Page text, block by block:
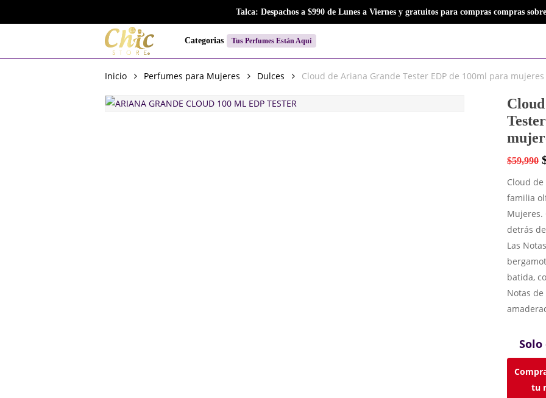
to
Talca: Despachos a $990 de Lunes a Viernes y gratuitos para compras compras
Categorias Tus Perfumes Están Aquí
Cart
Inicio Perfumes para Mujeres Dulces Cloud de Ariana Grande Tester EDP de 100ml para mujeres
$59,990
Cloud
familia
Mujeres.
detrás
Las
batida,
Notas
tu